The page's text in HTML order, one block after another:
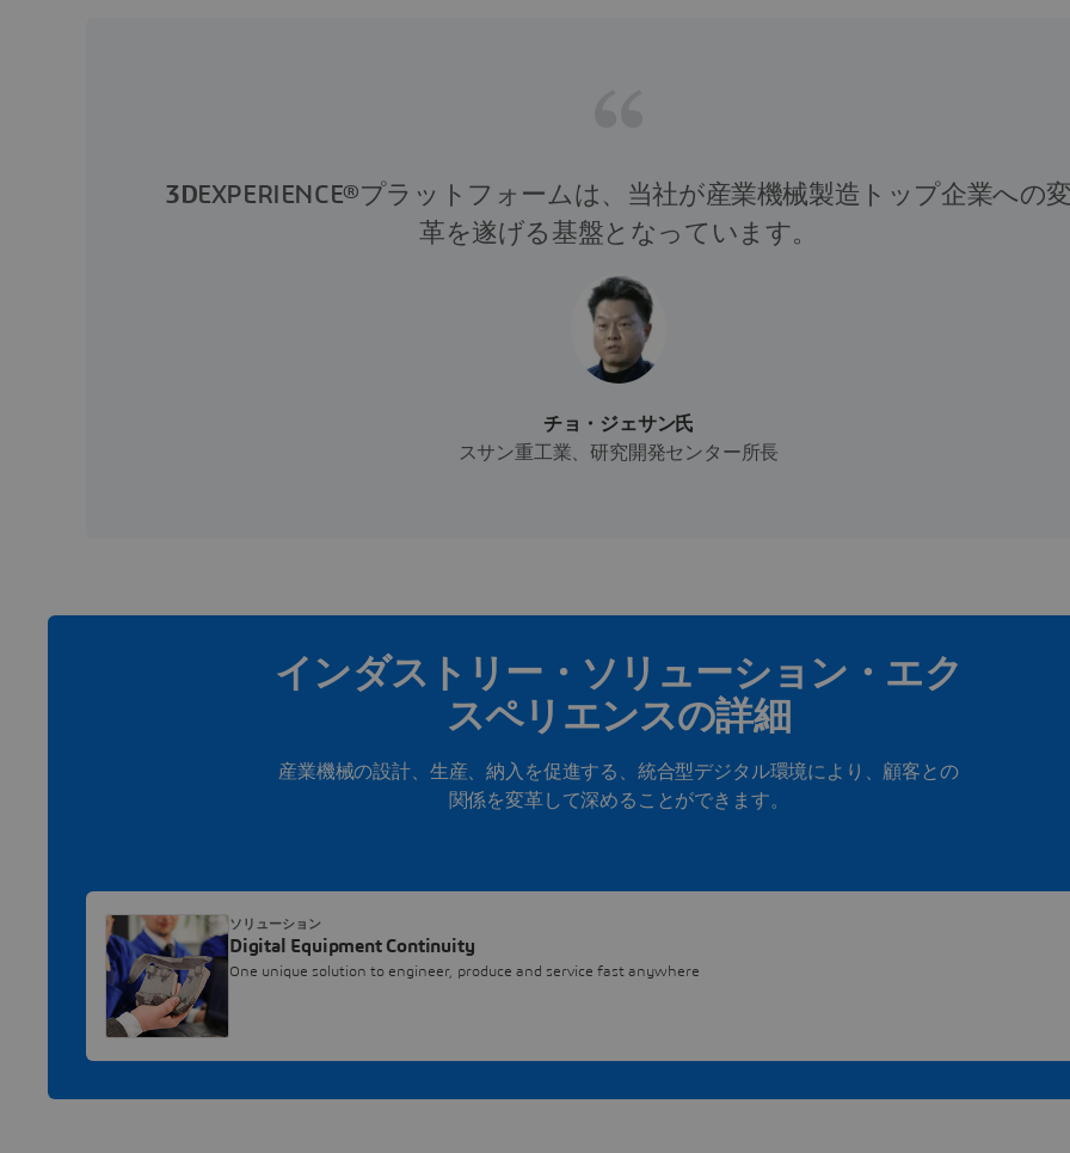
3DEXPERIENCE®プラットフォームは、当社が産業機械製造トップ企業への
革を遂げる基盤となっています。
チョ・ジェサン氏
スサン重工業、研究開発センター所長
インダストリー・ソリューション・エク
スペリエンスの詳細
産業機械の設計、生産、納入を促進する、統合型デジタル環境により、顧客との
関係を変革して深めることができます。
Digital Equipment Continuity
One unique solution to engineer, produce and service fast anywhere
ソリューション